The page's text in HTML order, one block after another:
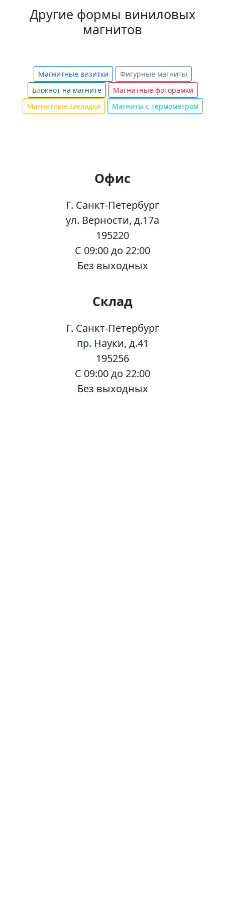
Другие формы виниловых
магнитов
Магнитные визитки
Фигурные магниты
Блокнот на магните
Магнитные фоторамки
Магнитные закладки
Магниты с термометром
Офис
Г. Санкт-Петербург
ул. Верности, д.17а
195220
C 09:00 до 22:00
Без выходных
Склад
Г. Санкт-Петербург
пр. Науки, д.41
195256
C 09:00 до 22:00
Без выходных